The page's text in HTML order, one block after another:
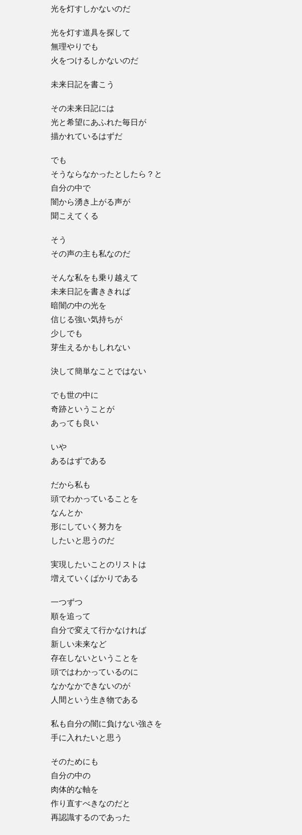
光を灯すしかないのだ
光を灯す道具を探して
無理やりでも
火をつけるしかないのだ
未来日記を書こう
その未来日記には
光と希望にあふれた毎日が
描かれているはずだ
でも
そうならなかったとしたら？と
自分の中で
闇から湧き上がる声が
聞こえてくる
そう
その声の主も私なのだ
そんな私をも乗り越えて
未来日記を書ききれば
暗闇の中の光を
信じる強い気持ちが
少しでも
芽生えるかもしれない
決して簡単なことではない
でも世の中に
奇跡ということが
あっても良い
いや
あるはずである
だから私も
頭でわかっていることを
なんとか
形にしていく努力を
したいと思うのだ
実現したいことのリストは
増えていくばかりである
一つずつ
順を追って
自分で変えて行かなければ
新しい未来など
存在しないということを
頭ではわかっているのに
なかなかできないのが
人間という生き物である
私も自分の闇に負けない強さを
手に入れたいと思う
そのためにも
自分の中の
肉体的な軸を
作り直すべきなのだと
再認識するのであった